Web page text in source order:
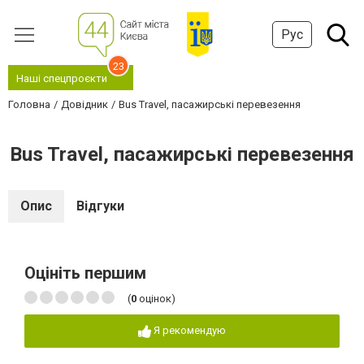
Рус
Наші спецпроєкти
23
Головна Довідник Bus Travel, пасажирські перевезення
Bus Travel, пасажирські перевезення
Опис Відгуки
Оцініть першим
(0 оцінок)
Я рекомендую